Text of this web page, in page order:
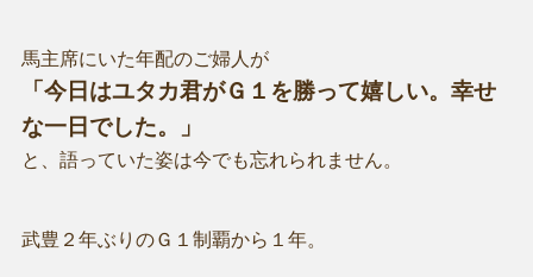
馬主席にいた年配のご婦人が
「今日はユタカ君がＧ１を勝って嬉しい。幸せ
な一日でした。」
と、語っていた姿は今でも忘れられません。
武豊２年ぶりのＧ１制覇から１年。